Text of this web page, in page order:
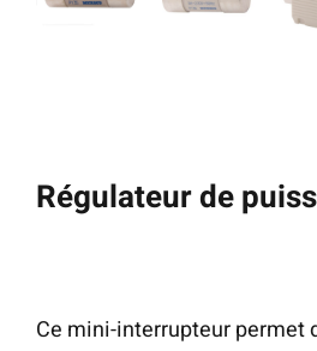
Régulateur de
Ce mini-interrupteur permet